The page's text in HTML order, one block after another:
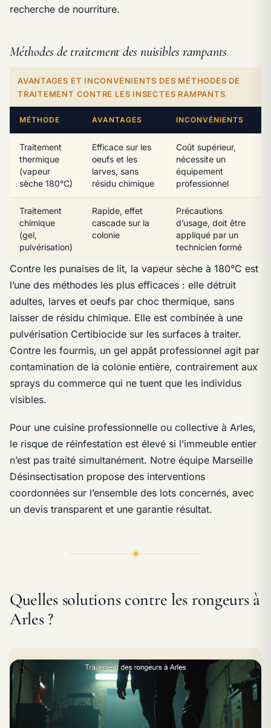
recherche de nourriture.
Méthodes de traitement des nuisibles rampants
AVANTAGES ET INCONVÉNIENTS DES MÉTHODES DE
TRAITEMENT CONTRE LES INSECTES RAMPANTS
MÉTHODE AVANTAGES INCONVÉNIENTS
Traitement
thermique
(vapeur
sèche 180°C)
Efficace sur les
oeufs et les
larves, sans
résidu chimique
Coût supérieur,
nécessite un
équipement
professionnel
Traitement
chimique
(gel,
pulvérisation)
Rapide, effet
cascade sur la
colonie
Précautions
d’usage, doit être
appliqué par un
technicien formé
Contre les punaises de lit, la vapeur sèche à 180°C est
l’une des méthodes les plus efficaces : elle détruit
adultes, larves et oeufs par choc thermique, sans
laisser de résidu chimique. Elle est combinée à une
pulvérisation Certibiocide sur les surfaces à traiter.
Contre les fourmis, un gel appât professionnel agit par
contamination de la colonie entière, contrairement aux
sprays du commerce qui ne tuent que les individus
visibles.
Pour une cuisine professionnelle ou collective à Arles,
le risque de réinfestation est élevé si l’immeuble entier
n’est pas traité simultanément. Notre équipe Marseille
Désinsectisation propose des interventions
coordonnées sur l’ensemble des lots concernés, avec
un devis transparent et une garantie résultat.
Quelles solutions contre les rongeurs à
Arles ?